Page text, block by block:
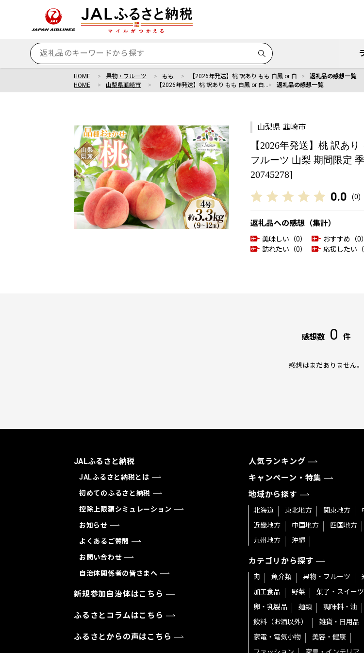
HOME 果物・フルーツ もも 【2026年発送】桃 訳あり もも 白鳳 or 白…
返礼品の感想一覧
HOME
山梨県韮崎市 【2026年発送】桃 訳あり もも 白鳳 or 白… 返礼品の感想一覧
山梨県 韮崎市
【2026年発送】桃 訳あ
フルーツ 山梨 期間限定
20745278]
0.0 (0)
返礼品への感想（集計）
美味しい（0） おすすめ（0）
訪れたい（0）
応援したい（
感想数 0 件
感想はまだありません。
JALふるさと納税
JALふるさと納税とは
初めてのふるさと納税
控除上限額シミュレーション
お知らせ
よくあるご質問
お問い合わせ
自治体関係者の皆さまへ
新規参加自治体はこちら
ふるさとコラムはこちら
ふるさとからの声はこちら
人気ランキング
キャンペーン・特集
地域から探す
北海道 東北地方 関東地方
近畿地方
中国地方
四国地方
九州地方
沖縄
カテゴリから探す
肉 魚介類 果物・フルーツ
加工食品
野菜
菓子・スイーツ
卵・乳製品
麺類 調味料・油
飲料（お酒以外）
雑貨・日用品
家電・電気小物
美容・健康